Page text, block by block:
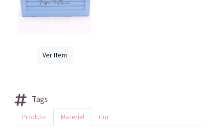
Ver Item
Tags
Produto Material Cor